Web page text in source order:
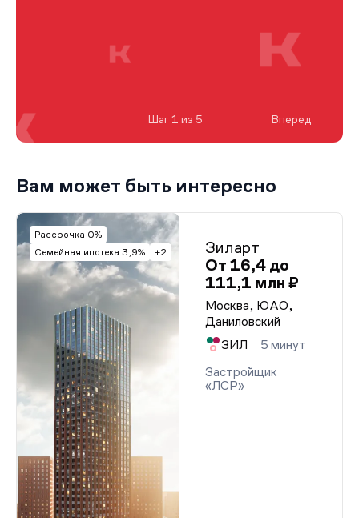
Шаг 1 из 5 Вперед
Вам может быть интересно
Рассрочка 0%
Семейная ипотека 3,9%
+2
Зиларт
От 16,4 до
111,1 млн ₽
Москва, ЮАО,
Даниловский
ЗИЛ
5 минут
Застройщик
«ЛСР»